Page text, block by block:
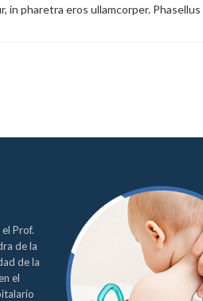
pharetra eros ullamcorper.
Prof.
de la
de la
el